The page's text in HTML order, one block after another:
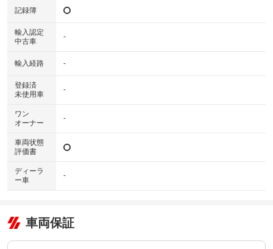
記録簿
輸入認定
中古車
-
輸入経路 -
登録済
未使用車
-
ワン
オーナー
-
車両状態
評価書
ディーラ
ー車
-
車両保証